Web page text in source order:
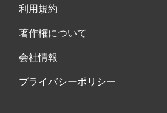
利用規約
著作権について
会社情報
プライバシーポリシー